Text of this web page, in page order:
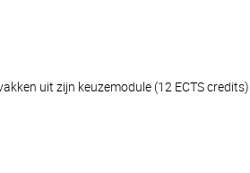
uit zijn keuzemodule (12 ECTS credits).